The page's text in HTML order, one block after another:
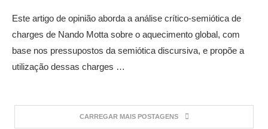
Este artigo de opinião aborda a análise crítico-semiótica de
charges de Nando Motta sobre o aquecimento global, com
base nos pressupostos da semiótica discursiva, e propõe a
utilização dessas charges …
CARREGAR MAIS POSTAGENS